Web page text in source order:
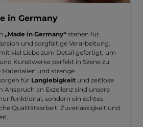
in Germany
„Made in Germany“ stehen für
und sorgfältige Verarbeitung.
viel Liebe zum Detail gefertigt, um
Kunstwerke perfekt in Szene zu
und strenge
für Langlebigkeit und zeitlose
Anspruch an Exzellenz sind unsere
funktional, sondern ein echtes
Qualitätsarbeit, Zuverlässigkeit und